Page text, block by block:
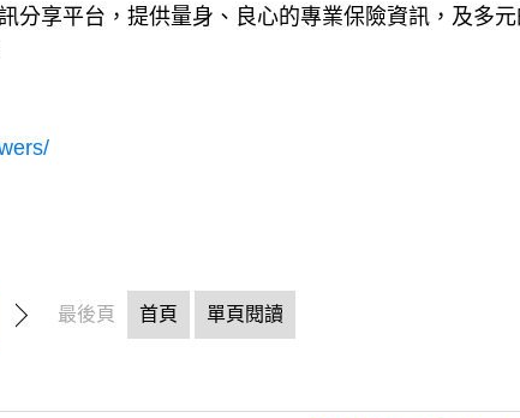
分享平台，提供量身、良心的專業保險資訊，及多
最後頁 首頁 單頁閱讀